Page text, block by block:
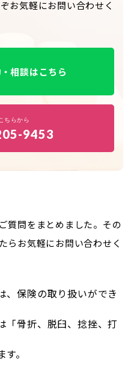
お気軽にお問い合わせく
相談はこちら
ちらから
9453
質問をまとめました。 その
らお気軽にお問い合わせく
、保険の取り扱いができ
「骨折、脱臼、捻挫、打
。